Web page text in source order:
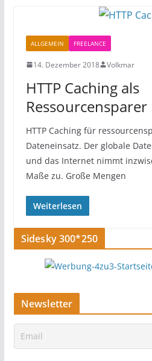
ALLGEMEIN FREELANCE
14. Dezember 2018 Volkmar
HTTP Caching als
Ressourcensparer
HTTP Caching für
Dateneinsatz. Der globale
und das Internet nimmt
Maße zu. Große Mengen
Weiterlesen
Sidesky 300*250
Newsletter